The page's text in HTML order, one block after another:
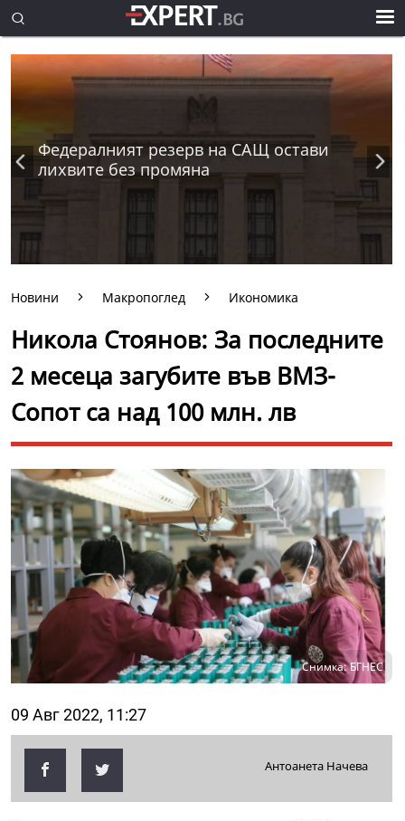
Федералният резерв на САЩ остави
лихвите без промяна
Новини Макропоглед Икономика
Никола Стоянов: За последните
2 месеца загубите във ВМЗ-
Сопот са над 100 млн. лв
Снимка: БГНЕС
09 Авг 2022, 11:27
Антоанета Начева